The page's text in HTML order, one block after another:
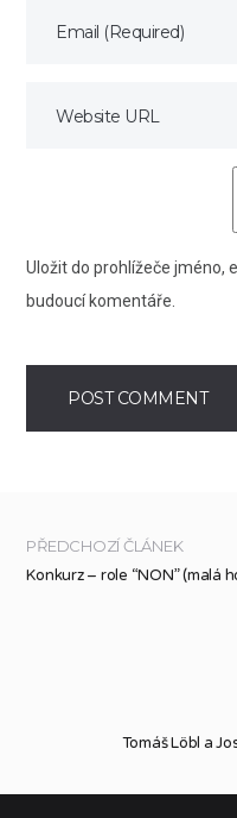
Uložit do prohlížeče jméno,
budoucí komentáře.
PŘEDCHOZÍ ČLÁNEK
Konkurz – role “NON” (malá
Tomáš Löbl a